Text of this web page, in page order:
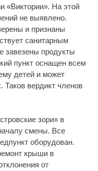
«Виктории». На этой
не выявлено.
и признаны
санитарным
завезены продукты
пункт оснащен всем
детей и может
вердикт членов
зори» в
смены. Все
оборудован.
крыши в
от